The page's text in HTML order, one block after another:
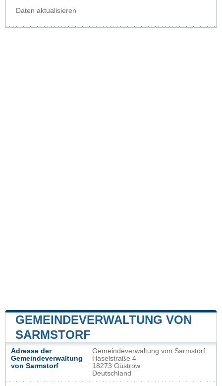
Daten aktualisieren
GEMEINDEVERWALTUNG VON
SARMSTORF
Adresse der
Gemeindeverwaltung
von Sarmstorf
Gemeindeverwaltung von Sarmstorf
Haselstraße 4
18273 Güstrow
Deutschland